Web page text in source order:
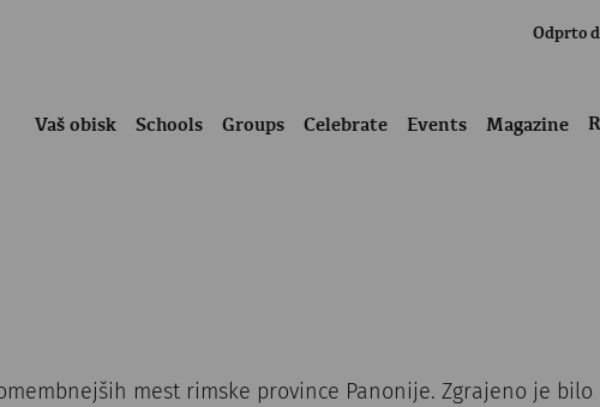
Odprto
Vaš obisk Schools Groups Celebrate Events Magazine
mest rimske province Panonije. Zgrajeno je bilo